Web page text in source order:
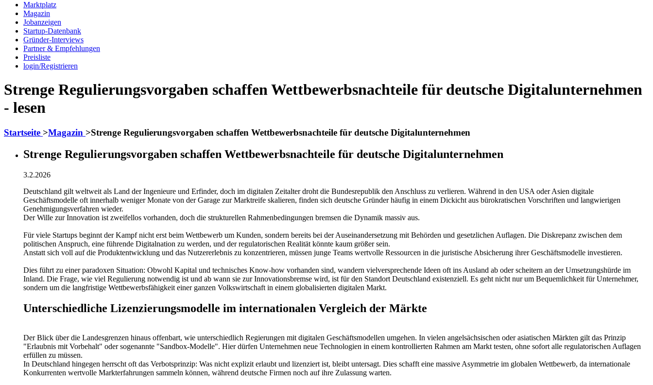
Marktplatz
Magazin
Jobanzeigen
Startup-Datenbank
Gründer-Interviews
Partner & Empfehlungen
Preisliste
login/Registrieren
Strenge Regulierungsvorgaben schaffen Wettbewerbsnachteile für deutsche Digitalunternehmen
- lesen
Startseite >Magazin >Strenge Regulierungsvorgaben schaffen Wettbewerbsnachteile für deutsche Digitalunternehmen
Strenge Regulierungsvorgaben schaffen Wettbewerbsnachteile für deutsche Digitalunternehmen
3.2.2026
Deutschland gilt weltweit als Land der Ingenieure und Erfinder, doch im digitalen Zeitalter droht die Bundesrepublik den Anschluss zu verlieren. Während in den USA oder Asien digitale
Geschäftsmodelle oft innerhalb weniger Monate von der Garage zur Marktreife skalieren, finden sich deutsche Gründer häufig in einem Dickicht aus bürokratischen Vorschriften und langwierigen
Genehmigungsverfahren wieder.
Der Wille zur Innovation ist zweifellos vorhanden, doch die strukturellen Rahmenbedingungen bremsen die Dynamik massiv aus.
Für viele Startups beginnt der Kampf nicht erst beim Wettbewerb um Kunden, sondern bereits bei der Auseinandersetzung mit Behörden und gesetzlichen Auflagen. Die Diskrepanz zwischen dem
politischen Anspruch, eine führende Digitalnation zu werden, und der regulatorischen Realität könnte kaum größer sein.
Anstatt sich voll auf die Produktentwicklung und das Nutzererlebnis zu konzentrieren, müssen junge Teams wertvolle Ressourcen in die juristische Absicherung ihrer Geschäftsmodelle investieren.
Dies führt zu einer paradoxen Situation: Obwohl Kapital und technisches Know-how vorhanden sind, wandern vielversprechende Ideen oft ins Ausland ab oder scheitern an der Umsetzungshürde im
Inland. Die Frage, wie viel Regulierung notwendig ist und ab wann sie zur Innovationsbremse wird, ist für den Standort Deutschland existenziell. Es geht nicht nur um Bequemlichkeit für Unternehmer,
sondern um die langfristige Wettbewerbsfähigkeit einer ganzen Volkswirtschaft in einem globalisierten digitalen Markt.
Unterschiedliche Lizenzierungsmodelle im internationalen Vergleich der Märkte
Der Blick über die Landesgrenzen hinaus offenbart, wie unterschiedlich Regierungen mit digitalen Geschäftsmodellen umgehen. In vielen angelsächsischen oder asiatischen Märkten gilt das Prinzip
"Erlaubnis mit Vorbehalt" oder sogenannte "Sandbox-Modelle". Hier dürfen Unternehmen neue Technologien in einem kontrollierten Rahmen am Markt testen, ohne sofort alle regulatorischen Auflagen
erfüllen zu müssen.
In Deutschland hingegen herrscht oft das Verbotsprinzip: Was nicht explizit erlaubt und lizenziert ist, bleibt untersagt. Dies schafft eine massive Asymmetrie im globalen Wettbewerb, da internationale
Konkurrenten wertvolle Markterfahrungen sammeln können, während deutsche Firmen noch auf ihre Zulassung warten.